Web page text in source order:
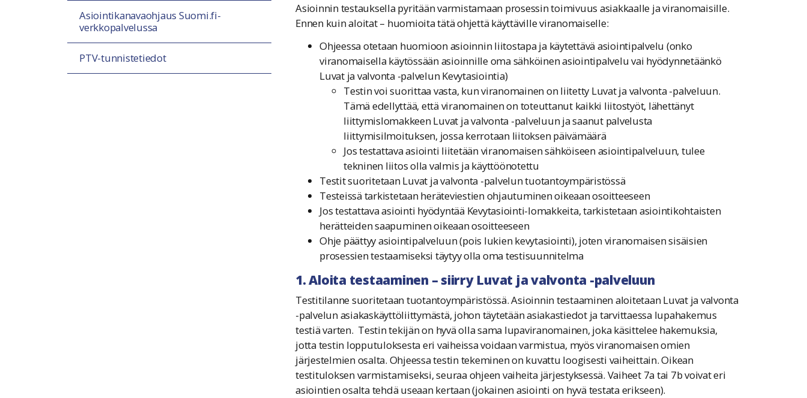
Asiointikanavaohjaus Suomi.fi-
verkkopalvelussa
PTV-tunnistetiedot
Asioinnin testauksella pyritään varmistamaan prosessin toimivuus asiakkaalle ja viranomaisille.
Ennen kuin aloitat – huomioita tätä ohjettä käyttäville viranomaiselle:
Ohjeessa otetaan huomioon asioinnin liitostapa ja käytettävä asiointipalvelu (onko
viranomaisella käytössään asioinnille oma sähköinen asiointipalvelu vai hyödynnetäänkö
Luvat ja valvonta -palvelun Kevytasiointia)
Testin voi suorittaa vasta, kun viranomainen on liitetty Luvat ja valvonta -palveluun.
Tämä edellyttää, että viranomainen on toteuttanut kaikki liitostyöt, lähettänyt
liittymislomakkeen Luvat ja valvonta -palveluun ja saanut palvelusta
liittymisilmoituksen, jossa kerrotaan liitoksen päivämäärä
Jos testattava asiointi liitetään viranomaisen sähköiseen asiointipalveluun, tulee
tekninen liitos olla valmis ja käyttöönotettu
Testit suoritetaan Luvat ja valvonta -palvelun tuotantoympäristössä
Testeissä tarkistetaan heräteviestien ohjautuminen oikeaan osoitteeseen
Jos testattava asiointi hyödyntää Kevytasiointi-lomakkeita, tarkistetaan asiointikohtaisten
herätteiden saapuminen oikeaan osoitteeseen
Ohje päättyy asiointipalveluun (pois lukien kevytasiointi), joten viranomaisen sisäisien
prosessien testaamiseksi täytyy olla oma testisuunnitelma
1. Aloita testaaminen – siirry Luvat ja valvonta -palveluun
Testitilanne suoritetaan tuotantoympäristössä. Asioinnin testaaminen aloitetaan Luvat ja valvonta
-palvelun asiakaskäyttöliittymästä, johon täytetään asiakastiedot ja tarvittaessa lupahakemus
testiä varten. Testin tekijän on hyvä olla sama lupaviranomainen, joka käsittelee hakemuksia,
jotta testin lopputuloksesta eri vaiheissa voidaan varmistua, myös viranomaisen omien
järjestelmien osalta. Ohjeessa testin tekeminen on kuvattu loogisesti vaiheittain. Oikean
testituloksen varmistamiseksi, seuraa ohjeen vaiheita järjestyksessä. Vaiheet 7a tai 7b voivat eri
asiointien osalta tehdä useaan kertaan (jokainen asiointi on hyvä testata erikseen).